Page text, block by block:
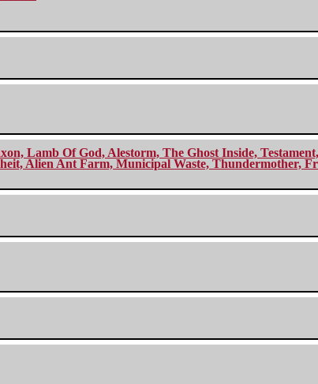
Lamb Of God, Alestorm, The Ghost Inside,
Alien Ant Farm, Municipal Waste, Thundermother,